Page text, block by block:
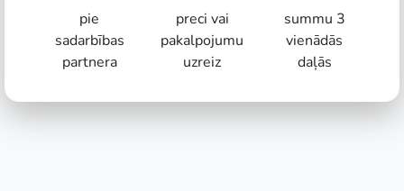
pie
sadarbības
partnera
preci vai
pakalpojumu
uzreiz
summu 3
vienādās
daļās